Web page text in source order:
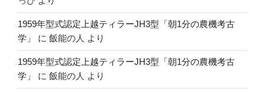
1959年型式認定上越ティラーJH3型「朝1分の農機考古
学」
に 飯能の人 より
1959年型式認定上越ティラーJH3型「朝1分の農機考古
学」
に 飯能の人 より